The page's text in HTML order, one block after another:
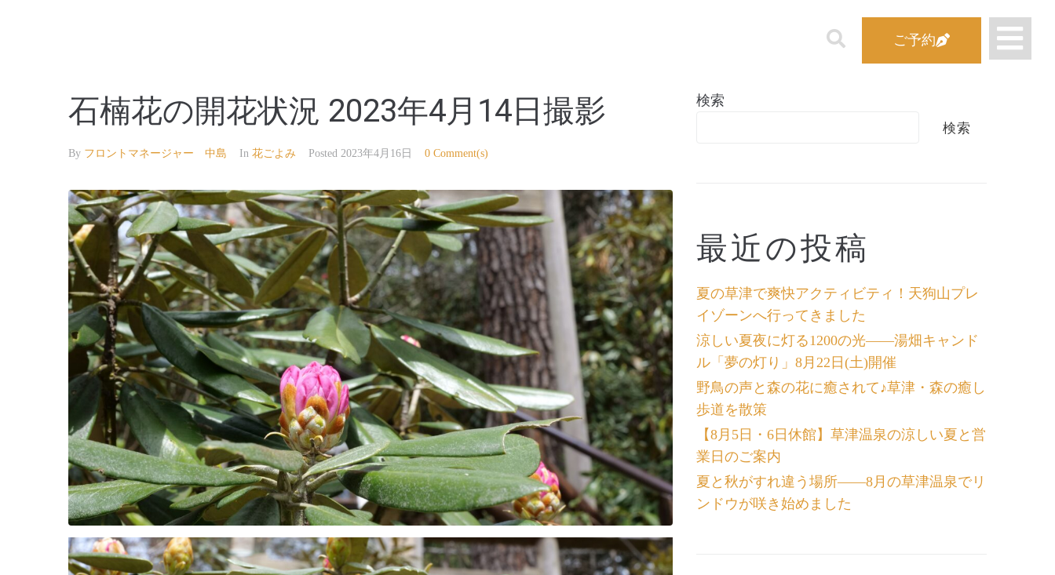
ご予約
石楠花の開花状況 2023年4月14日撮影
By フロントマネージャー 中島 In 花ごよみ Posted 2023年4月16日 0 Comment(s)
検索
検索
最近の投稿
夏の草津で爽快アクティビティ！天狗山プレ
イゾーンへ行ってきました
涼しい夏夜に灯る1200の光――湯畑キャンド
ル「夢の灯り」8月22日(土)開催
野鳥の声と森の花に癒されて♪草津・森の癒し
歩道を散策
【8月5日・6日休館】草津温泉の涼しい夏と営
業日のご案内
夏と秋がすれ違う場所――8月の草津温泉でリ
ンドウが咲き始めました